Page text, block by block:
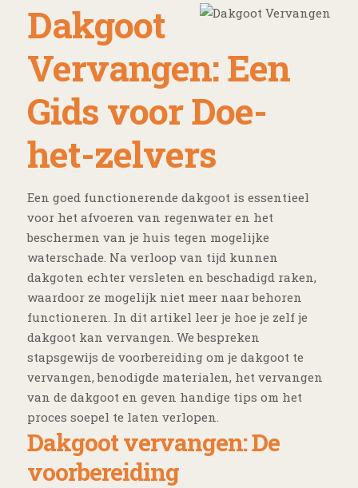
Dakgoot
Vervangen: Een
Gids voor Doe-
het-zelvers
Een goed functionerende dakgoot is essentieel
voor het afvoeren van regenwater en het
beschermen van je huis tegen mogelijke
waterschade. Na verloop van tijd kunnen
dakgoten echter versleten en beschadigd raken,
waardoor ze mogelijk niet meer naar behoren
functioneren. In dit artikel leer je hoe je zelf je
dakgoot kan vervangen. We bespreken
stapsgewijs de voorbereiding om je dakgoot te
vervangen, benodigde materialen, het vervangen
van de dakgoot en geven handige tips om het
proces soepel te laten verlopen.
Dakgoot vervangen: De
voorbereiding